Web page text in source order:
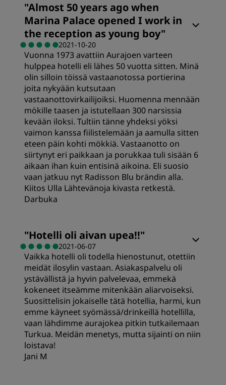
"Almost 50 years ago when
Marina Palace opened I work in
the reception as young boy"
2021-10-20
Vuonna 1973 avattiin Aurajoen varteen
hulppea hotelli eli lähes 50 vuotta sitten. Minä
olin silloin töissä vastaanotossa portierina
joita nykyään kutsutaan
vastaanottovirkailijoiksi. Huomenna mennään
mökille taasen ja istutellaan 300 narsissia
kevään iloksi. Tultiin tänne yhdeksi yöksi
vaimon kanssa fiilistelemään ja aamulla sitten
eteen päin kohti mökkiä. Vastaanotto on
siirtynyt eri paikkaan ja porukkaa tuli sisään 6
aikaan ihan kuin entisinä aikoina. Eli suosio
vaan jatkuu nyt Radisson Blu brändin alla.
Kiitos Ulla Lähtevänoja kivasta retkestä.
Darbuka
"Hotelli oli aivan upea!!"
2021-06-07
Vaikka hotelli oli todella hienostunut, otettiin
meidät ilosylin vastaan. Asiakaspalvelu oli
ystävällistä ja hyvin palvelevaa, emmekä
kokeneet itseämme mitenkään aliarvoiseksi.
Suosittelisin jokaiselle tätä hotellia, harmi, kun
emme käyneet syömässä/drinkeillä hotellilla,
vaan lähdimme aurajokea pitkin tutkailemaan
Turkua. Meidän menetys, mutta sijainti on niin
loistava!
Jani M